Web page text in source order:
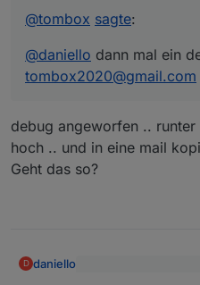
@tombox sagte:
@daniello dann mal ein
tombox2020@gmail.com
debug angeworfen ..
hoch .. und in eine mail
Geht das so?
D daniello